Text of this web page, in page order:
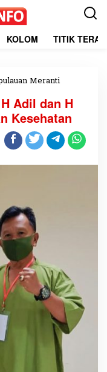
KOLOM TITIK
Meranti
c
a
l
o
n
i
a
n
t
i
H
A
d
i
l
Adil dan H
Kesehatan